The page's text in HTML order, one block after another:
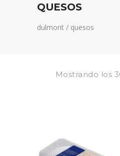
QUESOS
dulmont / quesos
Mostrando los